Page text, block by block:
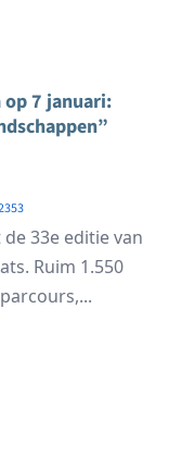
7 januari:
33e editie van
Ruim 1.550